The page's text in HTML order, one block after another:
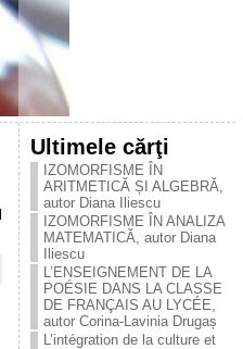
Ultimele cărţi
IZOMORFISME ÎN
ARITMETICĂ ȘI ALGEBRĂ,
autor Diana Iliescu
IZOMORFISME ÎN ANALIZA
MATEMATICĂ, autor Diana
Iliescu
L’ENSEIGNEMENT DE LA
POÉSIE DANS LA CLASSE
DE FRANÇAIS AU LYCÉE,
autor Corina-Lavinia Drugaș
L’intégration de la culture et